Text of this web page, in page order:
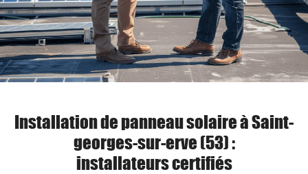
Installation de panneau solaire à Saint-
georges-sur-erve (53) :
installateurs certifiés